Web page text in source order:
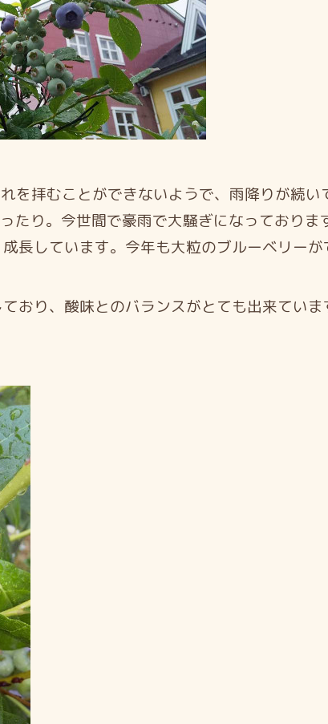
を拝むことができないようで、雨降りが続
たり。 今世間で豪雨で大騒ぎになっており
長しています。今年も大粒のブルーベリー
おり、酸味とのバランスがとても出来てい